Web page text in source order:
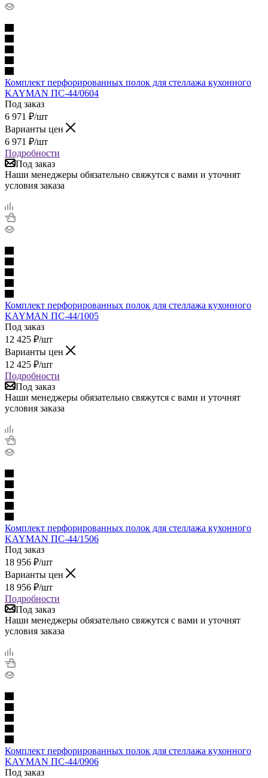
Комплект перфорированных полок для стеллажа кухонного
KAYMAN ПС-44/0604
Под заказ
6 971 ₽/шт
Варианты цен
6 971 ₽/шт
Подробности
Под заказ
Наши менеджеры обязательно свяжутся с вами и уточнят
условия заказа
Комплект перфорированных полок для стеллажа кухонного
KAYMAN ПС-44/1005
Под заказ
12 425 ₽/шт
Варианты цен
12 425 ₽/шт
Подробности
Под заказ
Наши менеджеры обязательно свяжутся с вами и уточнят
условия заказа
Комплект перфорированных полок для стеллажа кухонного
KAYMAN ПС-44/1506
Под заказ
18 956 ₽/шт
Варианты цен
18 956 ₽/шт
Подробности
Под заказ
Наши менеджеры обязательно свяжутся с вами и уточнят
условия заказа
Комплект перфорированных полок для стеллажа кухонного
KAYMAN ПС-44/0906
Под заказ